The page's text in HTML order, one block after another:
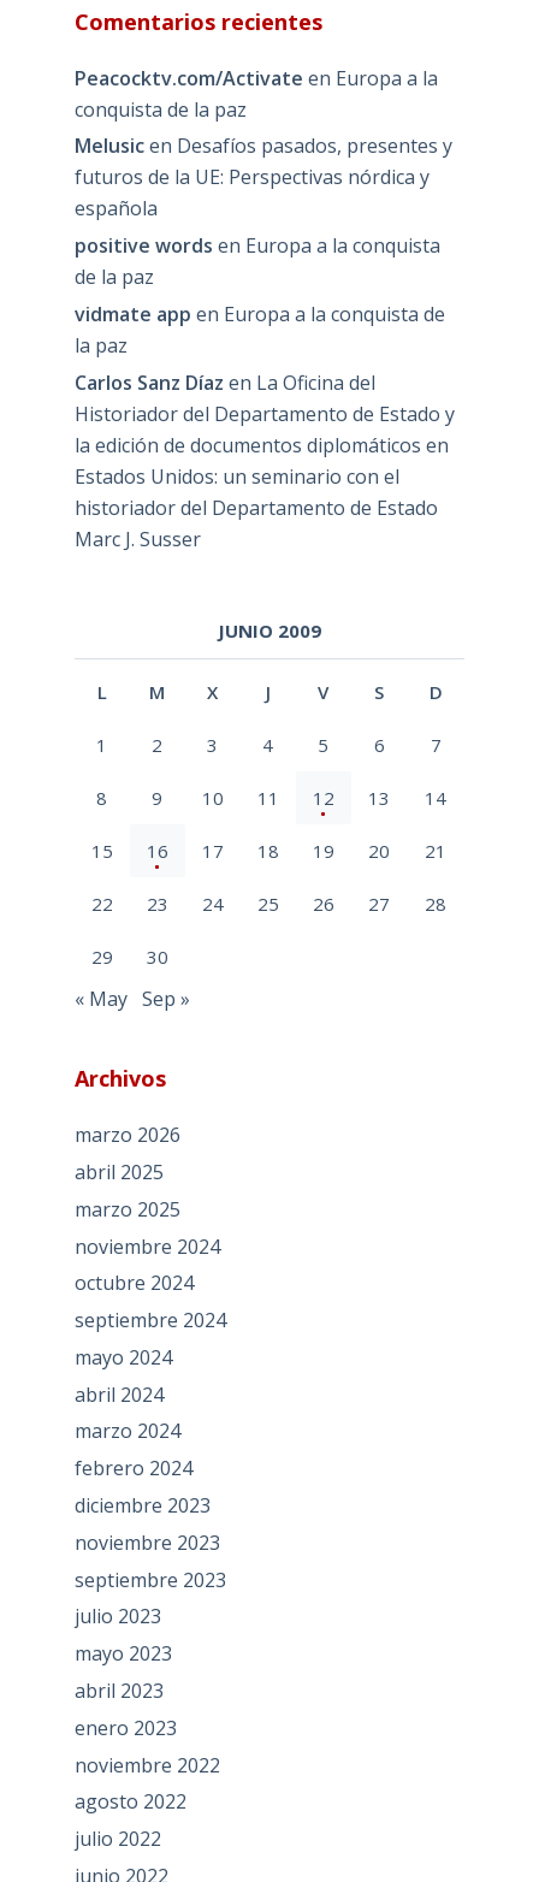
Comentarios recientes
Peacocktv.com/Activate en Europa a la
conquista de la paz
Melusicen Desafíos pasados, presentes y
futuros de la UE: Perspectivas nórdica y
española
positive words en Europa a la conquista
de la paz
vidmate app en Europa a la conquista de
la paz
Carlos Sanz Díaz en La Oficina del
Historiador del Departamento de Estado y
la edición de documentos diplomáticos en
Estados Unidos: un seminario con el
historiador del Departamento de Estado
Marc J. Susser
JUNIO 2009
L M X J V S D
1 2 3 4 5 6 7
8 9 10 11 12 13 14
15 16 17 18 19 20 21
22 23 24 25 26 27 28
29 30
« May Sep »
Archivos
marzo 2026
abril 2025
marzo 2025
noviembre 2024
octubre 2024
septiembre 2024
mayo 2024
abril 2024
marzo 2024
febrero 2024
diciembre 2023
noviembre 2023
septiembre 2023
julio 2023
mayo 2023
abril 2023
enero 2023
noviembre 2022
agosto 2022
julio 2022
junio 2022